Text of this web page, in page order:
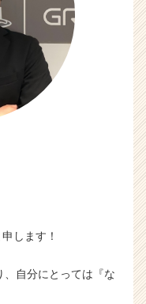
します！
自分にとっては『な